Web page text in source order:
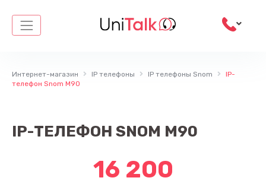
содержимому
Интернет-магазин IP телефоны IP телефоны Snom
IP-
телефон Snom M90
IP-ТЕЛЕФОН SNOM M90
16 200